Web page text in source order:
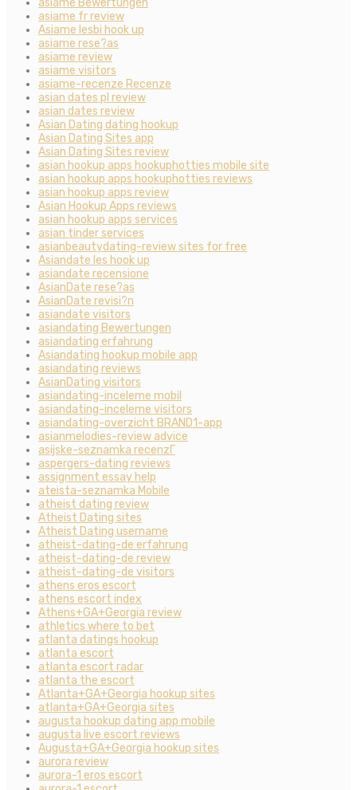
asiame Bewertungen
asiame fr review
Asiame lesbi hook up
asiame rese?as
asiame review
asiame visitors
asiame-recenze Recenze
asian dates pl review
asian dates review
Asian Dating dating hookup
Asian Dating Sites app
Asian Dating Sites review
asian hookup apps hookuphotties mobile site
asian hookup apps hookuphotties reviews
asian hookup apps review
Asian Hookup Apps reviews
asian hookup apps services
asian tinder services
asianbeautydating-review sites for free
Asiandate les hook up
asiandate recensione
AsianDate rese?as
AsianDate revisi?n
asiandate visitors
asiandating Bewertungen
asiandating erfahrung
Asiandating hookup mobile app
asiandating reviews
AsianDating visitors
asiandating-inceleme mobil
asiandating-inceleme visitors
asiandating-overzicht BRAND1-app
asianmelodies-review advice
asijske-seznamka recenzГ­
aspergers-dating reviews
assignment essay help
ateista-seznamka Mobile
atheist dating review
Atheist Dating sites
Atheist Dating username
atheist-dating-de erfahrung
atheist-dating-de review
atheist-dating-de visitors
athens eros escort
athens escort index
Athens+GA+Georgia review
athletics where to bet
atlanta datings hookup
atlanta escort
atlanta escort radar
atlanta the escort
Atlanta+GA+Georgia hookup sites
atlanta+GA+Georgia sites
augusta hookup dating app mobile
augusta live escort reviews
Augusta+GA+Georgia hookup sites
aurora review
aurora-1 eros escort